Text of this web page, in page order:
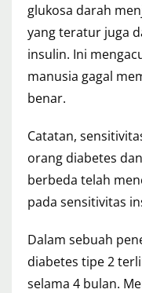
glukosa darah
yang teratur juga
insulin. Ini
manusia gagal
benar.
Catatan,
orang diabetes
berbeda telah
pada sensitivitas
Dalam sebuah
diabetes tipe 2
selama 4 bulan.